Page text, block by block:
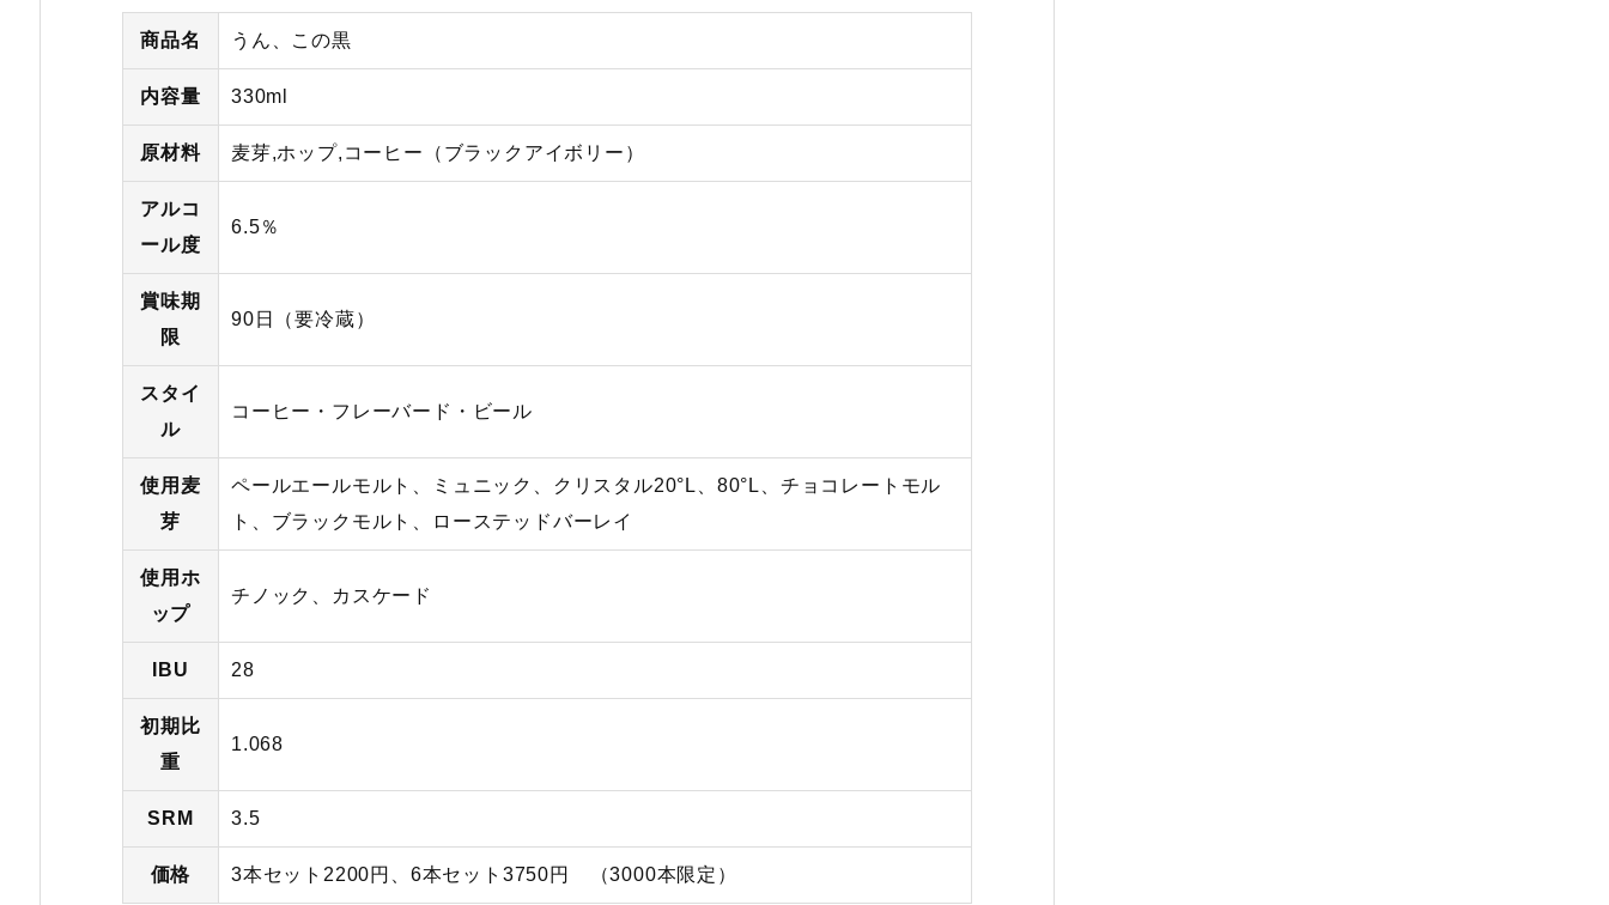
商品名 うん、この黒
内容量 330ml
原材料 麦芽,ホップ,コーヒー（ブラックアイボリー）
アルコ
ール度
6.5％
賞味期
限
90日（要冷蔵）
スタイ
ル
コーヒー・フレーバード・ビール
使用麦
芽
ペールエールモルト、ミュニック、クリスタル20°L、80°L、チョコレートモル
ト、ブラックモルト、ローステッドバーレイ
使用ホ
ップ
チノック、カスケード
IBU 28
初期比
重
1.068
SRM 3.5
価格 3本セット2200円、6本セット3750円 （3000本限定）